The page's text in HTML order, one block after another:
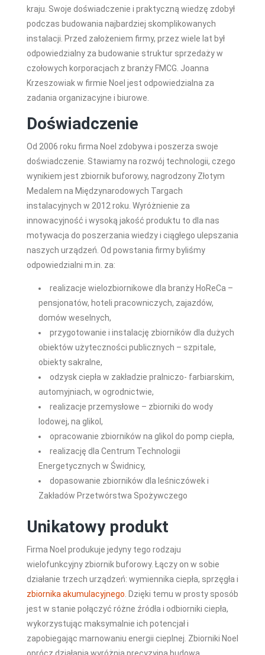
kraju. Swoje doświadczenie i praktyczną wiedzę zdobył
podczas budowania najbardziej skomplikowanych
instalacji. Przed założeniem firmy, przez wiele lat był
odpowiedzialny za budowanie struktur sprzedaży w
czołowych korporacjach z branży FMCG. Joanna
Krzeszowiak w firmie Noel jest odpowiedzialna za
zadania organizacyjne i biurowe.
Doświadczenie
Od 2006 roku firma Noel zdobywa i poszerza swoje
doświadczenie. Stawiamy na rozwój technologii, czego
wynikiem jest zbiornik buforowy, nagrodzony Złotym
Medalem na Międzynarodowych Targach
instalacyjnych w 2012 roku. Wyróżnienie za
innowacyjność i wysoką jakość produktu to dla nas
motywacja do poszerzania wiedzy i ciągłego ulepszania
naszych urządzeń. Od powstania firmy byliśmy
odpowiedzialni m.in. za:
realizacje wielozbiornikowe dla branży HoReCa –
pensjonatów, hoteli pracowniczych, zajazdów,
domów weselnych,
przygotowanie i instalację zbiorników dla dużych
obiektów użyteczności publicznych – szpitale,
obiekty sakralne,
odzysk ciepła w zakładzie pralniczo- farbiarskim,
automyjniach, w ogrodnictwie,
realizacje przemysłowe – zbiorniki do wody
lodowej, na glikol,
opracowanie zbiorników na glikol do pomp ciepła,
realizację dla Centrum Technologii
Energetycznych w Świdnicy,
dopasowanie zbiorników dla leśniczówek i
Zakładów Przetwórstwa Spożywczego
Unikatowy produkt
Firma Noel produkuje jedyny tego rodzaju
wielofunkcyjny zbiornik buforowy. Łączy on w sobie
działanie trzech urządzeń: wymiennika ciepła, sprzęgła i
zbiornika akumulacyjnego. Dzięki temu w prosty sposób
jest w stanie połączyć różne źródła i odbiorniki ciepła,
wykorzystując maksymalnie ich potencjał i
zapobiegając marnowaniu energii cieplnej. Zbiorniki Noel